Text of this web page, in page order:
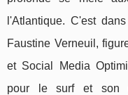
l'Atlantique. C'est
Faustine Verneuil,
et Social Media
pour le surf et son